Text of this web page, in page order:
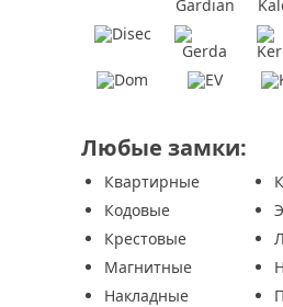
Любые замки:
Квартирные
Кодовые
Крестовые
Магнитные
Накладные